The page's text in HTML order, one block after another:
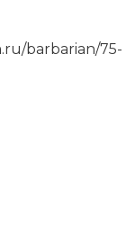
barbarian/75-